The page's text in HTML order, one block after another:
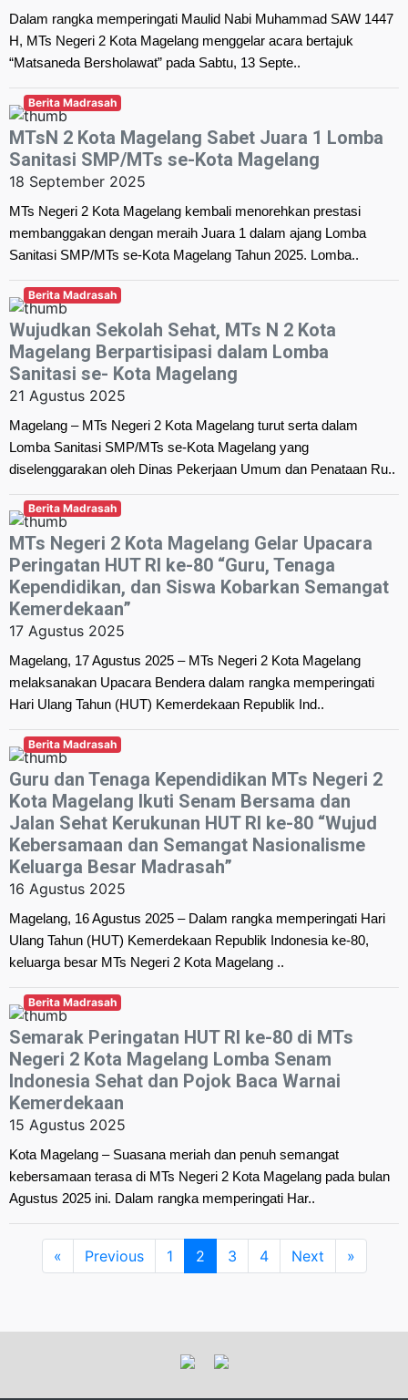
Dalam rangka memperingati Maulid Nabi Muhammad SAW 1447
H, MTs Negeri 2 Kota Magelang menggelar acara bertajuk
“Matsaneda Bersholawat” pada Sabtu, 13 Septe..
Berita Madrasah
MTsN 2 Kota Magelang Sabet Juara 1 Lomba
Sanitasi SMP/MTs se-Kota Magelang
18 September 2025
MTs Negeri 2 Kota Magelang kembali menorehkan prestasi
membanggakan dengan meraih Juara 1 dalam ajang Lomba
Sanitasi SMP/MTs se-Kota Magelang Tahun 2025. Lomba..
Berita Madrasah
Wujudkan Sekolah Sehat, MTs N 2 Kota
Magelang Berpartisipasi dalam Lomba
Sanitasi se- Kota Magelang
21 Agustus 2025
Magelang – MTs Negeri 2 Kota Magelang turut serta dalam
Lomba Sanitasi SMP/MTs se-Kota Magelang yang
diselenggarakan oleh Dinas Pekerjaan Umum dan Penataan Ru..
Berita Madrasah
MTs Negeri 2 Kota Magelang Gelar Upacara
Peringatan HUT RI ke-80 “Guru, Tenaga
Kependidikan, dan Siswa Kobarkan Semangat
Kemerdekaan”
17 Agustus 2025
Magelang, 17 Agustus 2025 – MTs Negeri 2 Kota Magelang
melaksanakan Upacara Bendera dalam rangka memperingati
Hari Ulang Tahun (HUT) Kemerdekaan Republik Ind..
Berita Madrasah
Guru dan Tenaga Kependidikan MTs Negeri 2
Kota Magelang Ikuti Senam Bersama dan
Jalan Sehat Kerukunan HUT RI ke-80 “Wujud
Kebersamaan dan Semangat Nasionalisme
Keluarga Besar Madrasah”
16 Agustus 2025
Magelang, 16 Agustus 2025 – Dalam rangka memperingati Hari
Ulang Tahun (HUT) Kemerdekaan Republik Indonesia ke-80,
keluarga besar MTs Negeri 2 Kota Magelang ..
Berita Madrasah
Semarak Peringatan HUT RI ke-80 di MTs
Negeri 2 Kota Magelang Lomba Senam
Indonesia Sehat dan Pojok Baca Warnai
Kemerdekaan
15 Agustus 2025
Kota Magelang – Suasana meriah dan penuh semangat
kebersamaan terasa di MTs Negeri 2 Kota Magelang pada bulan
Agustus 2025 ini. Dalam rangka memperingati Har..
« Previous 1 2 3 4 Next »